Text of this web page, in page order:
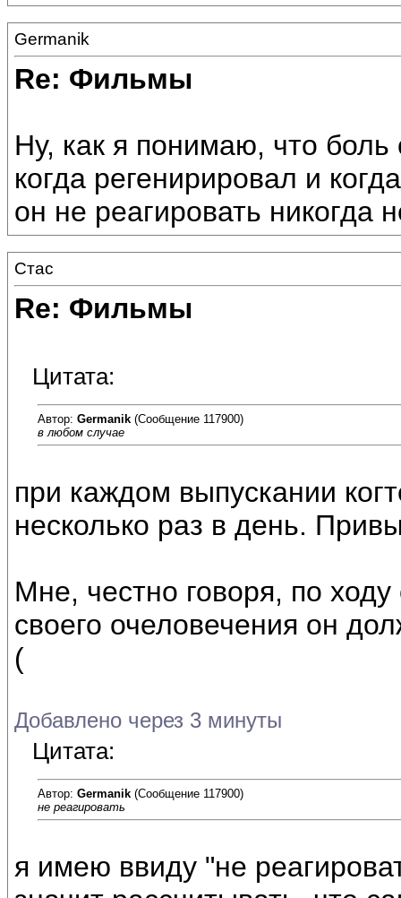
Germanik
Re: Фильмы
Ну, как я понимаю, что
когда регенирировал и
он не реагировать никогда
Стас
Re: Фильмы
Цитата:
Автор: Germanik (Сообщение 117900)
в любом случае
при каждом выпускании
несколько раз в день.
Мне, честно говоря, по
своего очеловечения он
(
Добавлено через 3 минуты
Цитата:
Автор: Germanik (Сообщение 117900)
не реагировать
я имею ввиду "не